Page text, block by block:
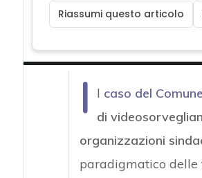
Riassumi questo articolo
I l caso del
di
organizzazioni
paradigmatico delle